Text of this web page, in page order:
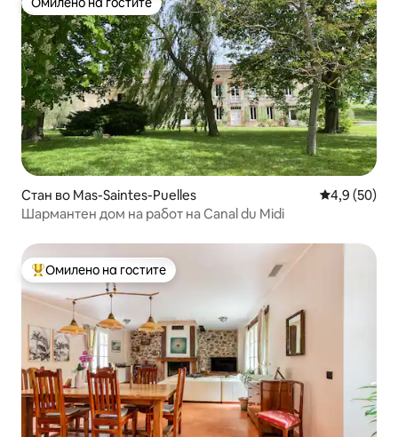
Омилено на гостите
Стан во Mas-Saintes-Puelles Просечна
4,9 (50)
Шармантен дом на работ на Canal du Midi
Меѓу најуспешните „Омилени на гостите“
Омилено на гостите